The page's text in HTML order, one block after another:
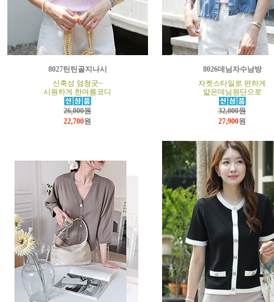
8027틴틴골지나시
신축성 엄청굿~
시원하게 한여름코디
26,000원
22,700원
8026데님자수남방
자켓스타일로 편하게
얇은데님원단으로
32,000원
27,900원